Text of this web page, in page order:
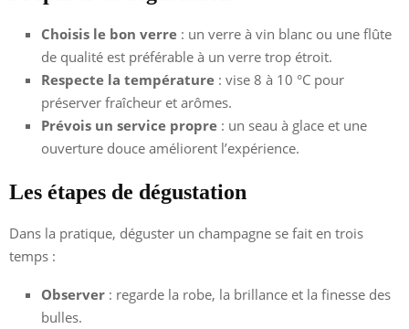
Choisis le bon verre : un verre à vin blanc ou une flûte
de qualité est préférable à un verre trop étroit.
Respecte la température : vise 8 à 10 °C pour
préserver fraîcheur et arômes.
Prévois un service propre : un seau à glace et une
ouverture douce améliorent l’expérience.
Les étapes de dégustation
Dans la pratique, déguster un champagne se fait en trois
temps :
Observer : regarde la robe, la brillance et la finesse des
bulles.